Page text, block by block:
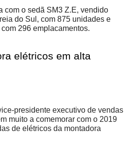
com o sedã SM3 Z.E, vendido
do Sul, com 875 unidades e
296 emplacamentos.
elétricos em alta
presidente executivo de vendas
muito a comemorar com o 2019
de elétricos da montadora